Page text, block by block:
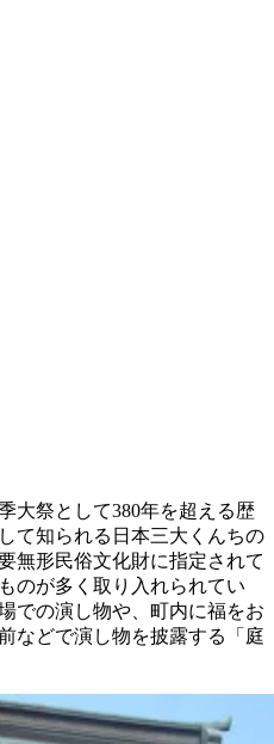
大祭として380年を超える歴
て知られる日本三大くんちの
無形民俗文化財に指定されて
のが多く取り入れられてい
での演し物や、町内に福をお
などで演し物を披露する「庭